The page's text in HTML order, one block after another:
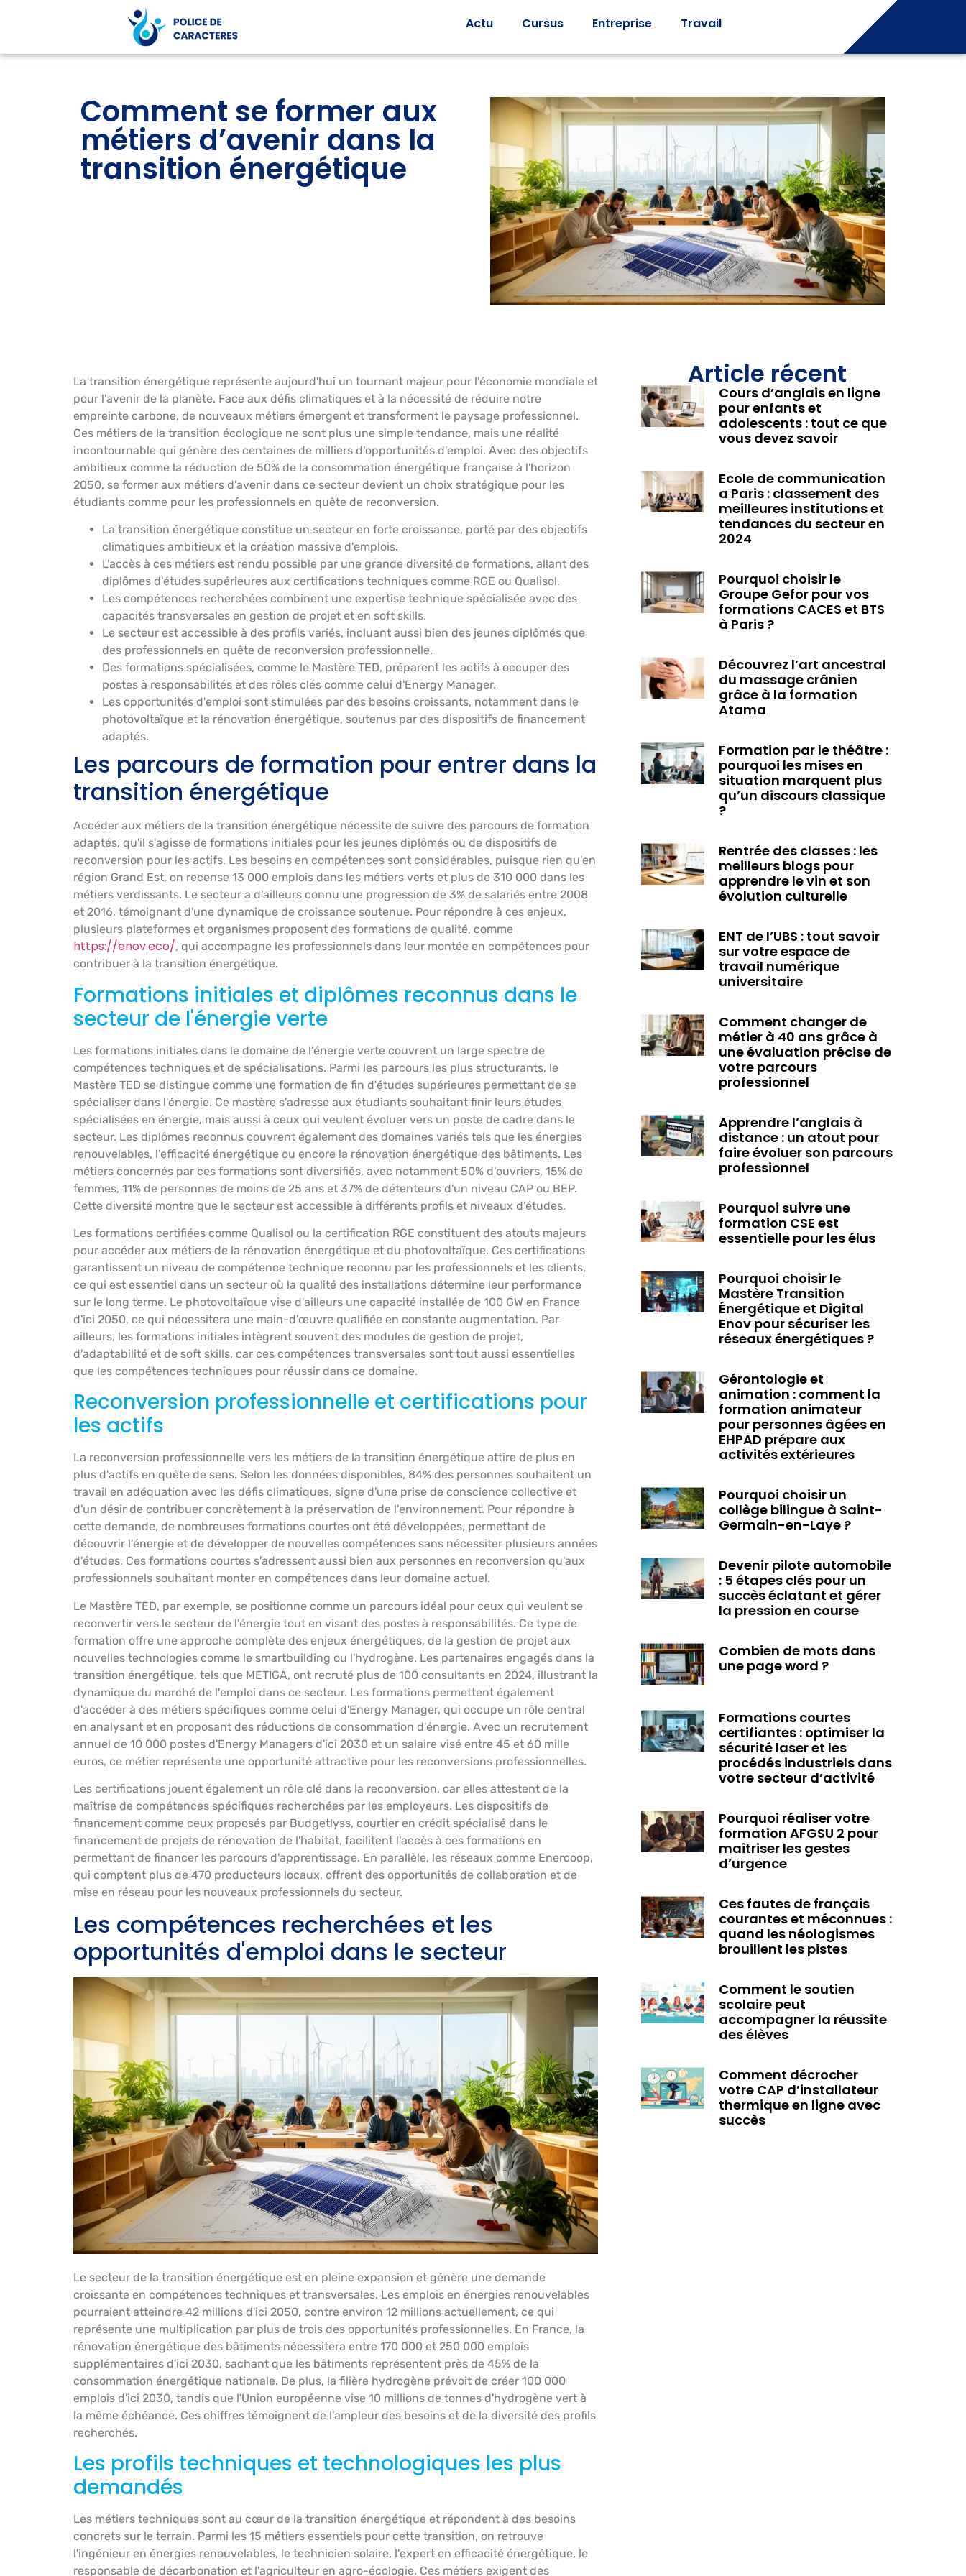
Actu Cursus Entreprise Travail
Comment se former aux
métiers d’avenir dans la
transition énergétique
Article récent
Cours d’anglais en ligne
pour enfants et
adolescents : tout ce que
vous devez savoir
Ecole de communication
a Paris : classement des
meilleures institutions et
tendances du secteur en
2024
Pourquoi choisir le
Groupe Gefor pour vos
formations CACES et BTS
à Paris ?
Découvrez l’art ancestral
du massage crânien
grâce à la formation
Atama
Formation par le théâtre :
pourquoi les mises en
situation marquent plus
qu’un discours classique
?
Rentrée des classes : les
meilleurs blogs pour
apprendre le vin et son
évolution culturelle
ENT de l’UBS : tout savoir
sur votre espace de
travail numérique
universitaire
Comment changer de
métier à 40 ans grâce à
une évaluation précise de
votre parcours
professionnel
Apprendre l’anglais à
distance : un atout pour
faire évoluer son parcours
professionnel
Pourquoi suivre une
formation CSE est
essentielle pour les élus
Pourquoi choisir le
Mastère Transition
Énergétique et Digital
Enov pour sécuriser les
réseaux énergétiques ?
Gérontologie et
animation : comment la
formation animateur
pour personnes âgées en
EHPAD prépare aux
activités extérieures
Pourquoi choisir un
collège bilingue à Saint-
Germain-en-Laye ?
Devenir pilote automobile
: 5 étapes clés pour un
succès éclatant et gérer
la pression en course
Combien de mots dans
une page word ?
Formations courtes
certifiantes : optimiser la
sécurité laser et les
procédés industriels dans
votre secteur d’activité
Pourquoi réaliser votre
formation AFGSU 2 pour
maîtriser les gestes
d’urgence
Ces fautes de français
courantes et méconnues :
quand les néologismes
brouillent les pistes
Comment le soutien
scolaire peut
accompagner la réussite
des élèves
Comment décrocher
votre CAP d’installateur
thermique en ligne avec
succès
La transition énergétique représente aujourd'hui un tournant majeur pour l'économie mondiale et
pour l'avenir de la planète. Face aux défis climatiques et à la nécessité de réduire notre
empreinte carbone, de nouveaux métiers émergent et transforment le paysage professionnel.
Ces métiers de la transition écologique ne sont plus une simple tendance, mais une réalité
incontournable qui génère des centaines de milliers d'opportunités d'emploi. Avec des objectifs
ambitieux comme la réduction de 50% de la consommation énergétique française à l'horizon
2050, se former aux métiers d'avenir dans ce secteur devient un choix stratégique pour les
étudiants comme pour les professionnels en quête de reconversion.
La transition énergétique constitue un secteur en forte croissance, porté par des objectifs
climatiques ambitieux et la création massive d'emplois.
L'accès à ces métiers est rendu possible par une grande diversité de formations, allant des
diplômes d'études supérieures aux certifications techniques comme RGE ou Qualisol.
Les compétences recherchées combinent une expertise technique spécialisée avec des
capacités transversales en gestion de projet et en soft skills.
Le secteur est accessible à des profils variés, incluant aussi bien des jeunes diplômés que
des professionnels en quête de reconversion professionnelle.
Des formations spécialisées, comme le Mastère TED, préparent les actifs à occuper des
postes à responsabilités et des rôles clés comme celui d'Energy Manager.
Les opportunités d'emploi sont stimulées par des besoins croissants, notamment dans le
photovoltaïque et la rénovation énergétique, soutenus par des dispositifs de financement
adaptés.
Les parcours de formation pour entrer dans la
transition énergétique
Accéder aux métiers de la transition énergétique nécessite de suivre des parcours de formation
adaptés, qu'il s'agisse de formations initiales pour les jeunes diplômés ou de dispositifs de
reconversion pour les actifs. Les besoins en compétences sont considérables, puisque rien qu'en
région Grand Est, on recense 13 000 emplois dans les métiers verts et plus de 310 000 dans les
métiers verdissants. Le secteur a d'ailleurs connu une progression de 3% de salariés entre 2008
et 2016, témoignant d'une dynamique de croissance soutenue. Pour répondre à ces enjeux,
plusieurs plateformes et organismes proposent des formations de qualité, comme
https://enov.eco/, qui accompagne les professionnels dans leur montée en compétences pour
contribuer à la transition énergétique.
Formations initiales et diplômes reconnus dans le
secteur de l'énergie verte
Les formations initiales dans le domaine de l'énergie verte couvrent un large spectre de
compétences techniques et de spécialisations. Parmi les parcours les plus structurants, le
Mastère TED se distingue comme une formation de fin d'études supérieures permettant de se
spécialiser dans l'énergie. Ce mastère s'adresse aux étudiants souhaitant finir leurs études
spécialisées en énergie, mais aussi à ceux qui veulent évoluer vers un poste de cadre dans le
secteur. Les diplômes reconnus couvrent également des domaines variés tels que les énergies
renouvelables, l'efficacité énergétique ou encore la rénovation énergétique des bâtiments. Les
métiers concernés par ces formations sont diversifiés, avec notamment 50% d'ouvriers, 15% de
femmes, 11% de personnes de moins de 25 ans et 37% de détenteurs d'un niveau CAP ou BEP.
Cette diversité montre que le secteur est accessible à différents profils et niveaux d'études.
Les formations certifiées comme Qualisol ou la certification RGE constituent des atouts majeurs
pour accéder aux métiers de la rénovation énergétique et du photovoltaïque. Ces certifications
garantissent un niveau de compétence technique reconnu par les professionnels et les clients,
ce qui est essentiel dans un secteur où la qualité des installations détermine leur performance
sur le long terme. Le photovoltaïque vise d'ailleurs une capacité installée de 100 GW en France
d'ici 2050, ce qui nécessitera une main-d'œuvre qualifiée en constante augmentation. Par
ailleurs, les formations initiales intègrent souvent des modules de gestion de projet,
d'adaptabilité et de soft skills, car ces compétences transversales sont tout aussi essentielles
que les compétences techniques pour réussir dans ce domaine.
Reconversion professionnelle et certifications pour
les actifs
La reconversion professionnelle vers les métiers de la transition énergétique attire de plus en
plus d'actifs en quête de sens. Selon les données disponibles, 84% des personnes souhaitent un
travail en adéquation avec les défis climatiques, signe d'une prise de conscience collective et
d'un désir de contribuer concrètement à la préservation de l'environnement. Pour répondre à
cette demande, de nombreuses formations courtes ont été développées, permettant de
découvrir l'énergie et de développer de nouvelles compétences sans nécessiter plusieurs années
d'études. Ces formations courtes s'adressent aussi bien aux personnes en reconversion qu'aux
professionnels souhaitant monter en compétences dans leur domaine actuel.
Le Mastère TED, par exemple, se positionne comme un parcours idéal pour ceux qui veulent se
reconvertir vers le secteur de l'énergie tout en visant des postes à responsabilités. Ce type de
formation offre une approche complète des enjeux énergétiques, de la gestion de projet aux
nouvelles technologies comme le smartbuilding ou l'hydrogène. Les partenaires engagés dans la
transition énergétique, tels que METIGA, ont recruté plus de 100 consultants en 2024, illustrant la
dynamique du marché de l'emploi dans ce secteur. Les formations permettent également
d'accéder à des métiers spécifiques comme celui d'Energy Manager, qui occupe un rôle central
en analysant et en proposant des réductions de consommation d'énergie. Avec un recrutement
annuel de 10 000 postes d'Energy Managers d'ici 2030 et un salaire visé entre 45 et 60 mille
euros, ce métier représente une opportunité attractive pour les reconversions professionnelles.
Les certifications jouent également un rôle clé dans la reconversion, car elles attestent de la
maîtrise de compétences spécifiques recherchées par les employeurs. Les dispositifs de
financement comme ceux proposés par Budgetlyss, courtier en crédit spécialisé dans le
financement de projets de rénovation de l'habitat, facilitent l'accès à ces formations en
permettant de financer les parcours d'apprentissage. En parallèle, les réseaux comme Enercoop,
qui comptent plus de 470 producteurs locaux, offrent des opportunités de collaboration et de
mise en réseau pour les nouveaux professionnels du secteur.
Les compétences recherchées et les
opportunités d'emploi dans le secteur
Le secteur de la transition énergétique est en pleine expansion et génère une demande
croissante en compétences techniques et transversales. Les emplois en énergies renouvelables
pourraient atteindre 42 millions d'ici 2050, contre environ 12 millions actuellement, ce qui
représente une multiplication par plus de trois des opportunités professionnelles. En France, la
rénovation énergétique des bâtiments nécessitera entre 170 000 et 250 000 emplois
supplémentaires d'ici 2030, sachant que les bâtiments représentent près de 45% de la
consommation énergétique nationale. De plus, la filière hydrogène prévoit de créer 100 000
emplois d'ici 2030, tandis que l'Union européenne vise 10 millions de tonnes d'hydrogène vert à
la même échéance. Ces chiffres témoignent de l'ampleur des besoins et de la diversité des profils
recherchés.
Les profils techniques et technologiques les plus
demandés
Les métiers techniques sont au cœur de la transition énergétique et répondent à des besoins
concrets sur le terrain. Parmi les 15 métiers essentiels pour cette transition, on retrouve
l'ingénieur en énergies renouvelables, le technicien solaire, l'expert en efficacité énergétique, le
responsable de décarbonation et l'agriculteur en agro-écologie. Ces métiers exigent des